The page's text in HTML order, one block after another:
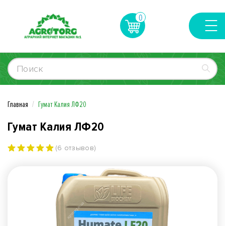
0
Главная Гумат Калия ЛФ20
Гумат Калия ЛФ20
(6 отзывов)